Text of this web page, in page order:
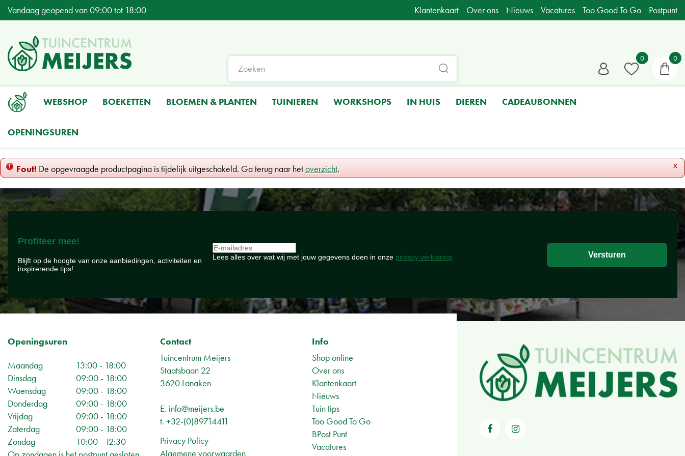
Ga
naar
Home
Vandaag geopend van09:00tot 18:00 Klantenkaart Over ons Nieuws Vacatures Too Good To Go Postpunt
WEBSHOP BOEKETTEN BLOEMEN & PLANTEN TUINIEREN WORKSHOPS IN HUIS DIEREN CADEAUBONNEN
OPENINGSUREN
x
Fout! De opgevraagde productpagina is tijdelijk uitgeschakeld. Ga terug naar hetoverzicht.
Profiteer mee!
Blijft op de hoogte van onze aanbiedingen, activiteiten en
inspirerende tips!
Lees alles over wat wij met jouw gegevens doen in onze privacy verklaring
Openingsuren
Maandag
13:00 - 18:00
Dinsdag
09:00 - 18:00
Woensdag
09:00 - 18:00
Donderdag
09:00 - 18:00
Vrijdag
09:00 - 18:00
Zaterdag
09:00 - 18:00
Zondag
10:00 - 12:30
Contact
Tuincentrum Meijers
Staatsbaan 22
3620 Lanaken
E. info@meijers.be
t. +32-(0)89714411
Privacy Policy
Algemene voorwaarden
Info
Shop online
Over ons
Klantenkaart
Nieuws
Tuin tips
Too Good To Go
BPost Punt
Vacatures